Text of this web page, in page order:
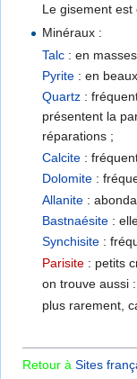
Le gisement
Minéraux :
Talc : en
Pyrite : en
Quartz :
présentent la
réparations ;
Calcite :
Dolomite :
Allanite :
Bastnaésite :
Synchisite :
Parisite : petits
on trouve aussi
plus rarement,
Retour à Sites